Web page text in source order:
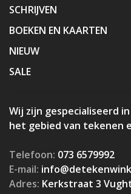
SCHRIJVEN
BOEKEN EN KAARTEN
NIEUW
SALE
Wij zijn gespecialiseerd
het gebied van tekenen
Telefoon: 073 6579992
E-mail:
Adres: Kerkstraat 3